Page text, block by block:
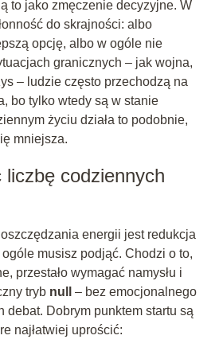
to jako zmęczenie decyzyjne. W
do skrajności: albo
opcję, albo w ogóle nie
granicznych – jak wojna,
– ludzie często przechodzą na
bo tylko wtedy są w stanie
życiu działa to podobnie,
mniejsza.
codziennych
energii jest redukcja
musisz podjąć. Chodzi o to,
przestało wymagać namysłu i
tryb null
– bez emocjonalnego
debat. Dobrym punktem startu są
najłatwiej uprościć: